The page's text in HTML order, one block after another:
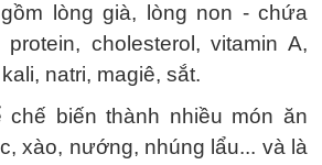
lòng già, lòng non - chứa
cholesterol, vitamin A,
natri, magiê, sắt.
chế biến thành nhiều món ăn
xào, nướng, nhúng lẩu... và là